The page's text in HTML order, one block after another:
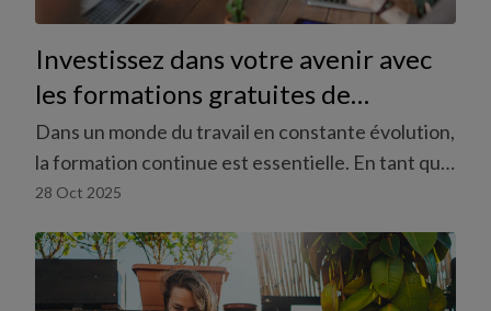
Investissez dans votre avenir avec
les formations gratuites de
temptraining
Dans un monde du travail en constante évolution,
la formation continue est essentielle. En tant que
travailleur·euse temporaire en Suisse, vous
temptraining pour renforcer vos compétences et
faire avancer votre carrière.
28 Oct 2025